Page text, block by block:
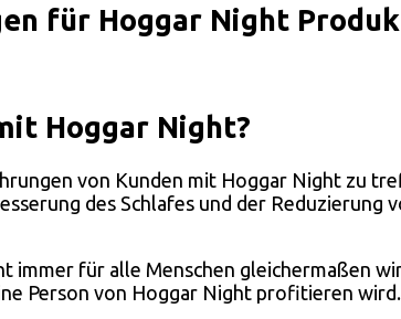
für Hoggar Night
Hoggar Night?
von Kunden mit Hoggar Night zu
des Schlafes und der
immer für alle Menschen gleichermaßen
Person von Hoggar Night profitieren wird.